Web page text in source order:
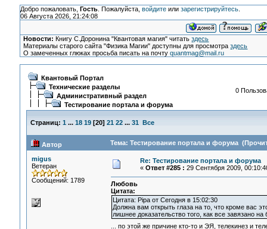
Добро пожаловать, Гость. Пожалуйста, войдитеили зарегистрируйтесь.
06 Августа 2026, 21:24:08
Новости: Книгу С.Доронина "Квантовая магия" читатьздесь
Материалы старого сайта "Физика Магии" доступны для просмотраздесь
О замеченных глюках просьба писать на почтуquantmag@mail.ru
Квантовый Портал
Технические разделы
Административный раздел
Тестирование портала и форума
0
Страниц: 1 ... 18 19[20] 21 22 ... 31 Все
Автор Тема: Тестирование портала и форума
migus
Ветеран
Сообщений: 1789
Re: Тестирование портала и форума
« Ответ #285 : 29 Сентября 2009,
Любовь
Цитата:
Цитата: Pipa от Сегодня в 15:02:30
Должна вам открыть глаза на то, что кроме вас
лишнее доказательство того, как все завязано
... по этой же причине кто-то и ЭЯ, телекинез и